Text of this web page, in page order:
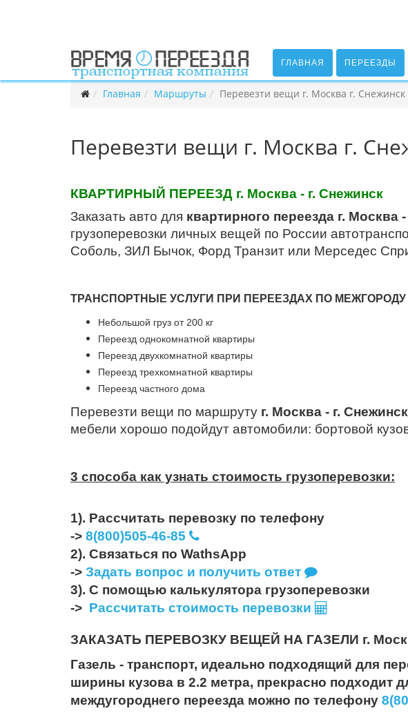
ГЛАВНАЯ ПЕРЕЕЗДЫ
Главная Маршруты Перевезти вещи г. Москва г. Снежинск
Перевезти вещи г. Москва г.
КВАРТИРНЫЙ ПЕРЕЕЗД г. Москва - г. Снежинск
Заказать авто для квартирного переезда г. Москва
грузоперевозки личных вещей по России
Соболь, ЗИЛ Бычок, Форд Транзит или Мерседес
ТРАНСПОРТНЫЕ УСЛУГИ ПРИ ПЕРЕЕЗДАХ ПО МЕЖГОРОДУ
Небольшой груз от 200 кг
Переезд однокомнатной квартиры
Переезд двухкомнатной квартиры
Переезд трехкомнатной квартиры
Переезд частного дома
Перевезти вещи по маршруту г. Москва - г.
мебели хорошо подойдут автомобили: бортовой
3 способа как узнать стоимость грузоперевозки:
1). Рассчитать перевозку по телефону
-> 8(800)505-46-85
2). Связаться по WathsApp
-> Задать вопрос и получить ответ
3). С помощью калькулятора грузоперевозки
-> Рассчитать стоимость перевозки
ЗАКАЗАТЬ ПЕРЕВОЗКУ ВЕЩЕЙ НА ГАЗЕЛИ г.
Газель - транспорт, идеально подходящий для
ширины кузова в 2.2 метра, прекрасно подходит
междугороднего переезда можно по телефону